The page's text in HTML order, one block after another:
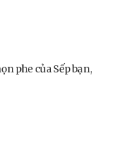
phe của Sếp bạn,